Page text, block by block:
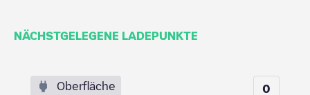
NÄCHSTGELEGENE LADEPUNKTE
Oberfläche 0